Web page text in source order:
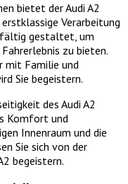
bietet der Audi A2
Verarbeitung
gestaltet, um
zu bieten.
mit Familie und
Sie begeistern.
des Audi A2
Komfort und
Innenraum und die
Sie sich von der
begeistern.